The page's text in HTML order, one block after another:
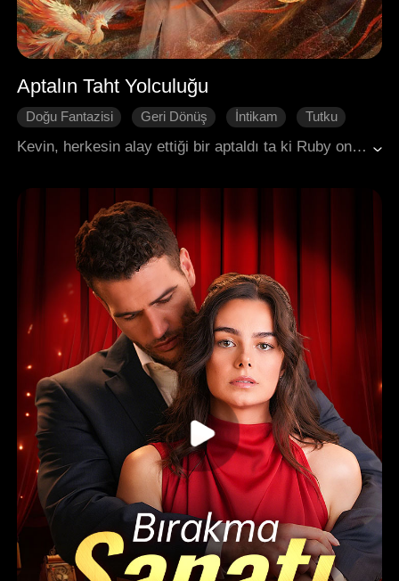
Aptalın Taht Yolculuğu
Doğu Fantazisi Geri Dönüş İntikam
Tutku
Kevin, herkesin alay ettiği bir aptaldı ta ki Ruby onu yanına alana kadar. Zihinsel olarak basit olsa da, mistik bir fiziğe ve olağanüstü bir güce sahipti. Altı yıl sonra, Ruby'nin kocası aniden öldü ve onu güçsüz, tehditlere ve aşağılanmaya maruz bıraktı. Kevin, onu korumak için hayatını riske attı ve gücünü geri kazanmasına yardım etmek için Ruby ile özel bir sanatı (yöntemi) birlikte uygulamayı kabul etti. Ne var ki, uygulama tamamlandığında sadece Ruby gücünü geri kazanmakla kalmadı, Kevin de zihinsel berraklığına kavuştu ve hatta herkesin hayran olduğu bir figüre dönüştü.